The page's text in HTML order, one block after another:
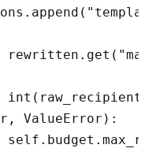
ValueError):